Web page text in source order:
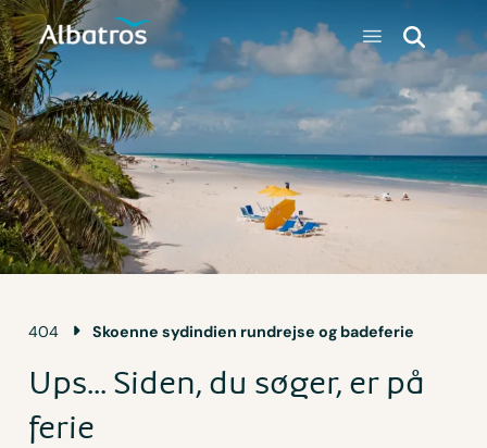
404 Skoenne sydindien rundrejse og badeferie
Ups... Siden, du søger, er på
ferie